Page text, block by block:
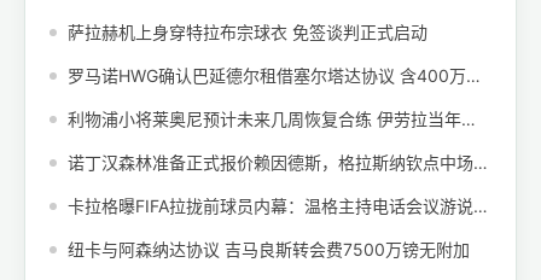
萨拉赫机上身穿特拉布宗球衣 免签谈判正式启动
罗马诺HWG确认巴延德尔租借塞尔塔达协议 含400万欧买断选项
利物浦小将莱奥尼预计未来几周恢复合练 伊劳拉当年求购遭红军截胡
诺丁汉森林准备正式报价赖因德斯，格拉斯纳钦点中场补强
卡拉格曝FIFA拉拢前球员内幕：温格主持电话会议游说世界杯两年一届
纽卡与阿森纳达协议 吉马良斯转会费7500万镑无附加